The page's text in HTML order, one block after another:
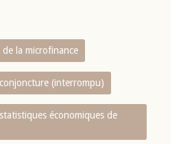
la microfinance
(interrompu)
économiques de